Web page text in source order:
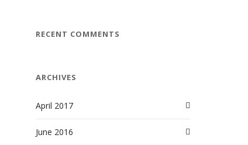
RECENT COMMENTS
ARCHIVES
April 2017
June 2016